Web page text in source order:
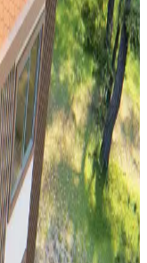
ve Yaratıcı
depolamadan
alanınızı
Yöntemleri
mimari yapı, ışık,
gerektirir. Ortaya
olmasının önemini